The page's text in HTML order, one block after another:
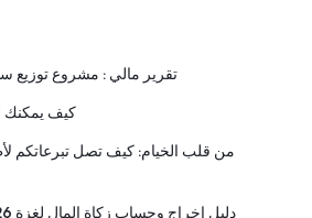
تقرير مالي : مشروع توزيع
كيف يمكنك
دليل إخراج وحساب زكاة المال لغزة 2026: أمانة تصل لمستحقيها